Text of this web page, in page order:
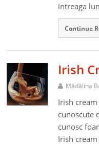
intreaga
Continue
Irish
Mădălina
Irish
cunoscute
cunosc
Irish